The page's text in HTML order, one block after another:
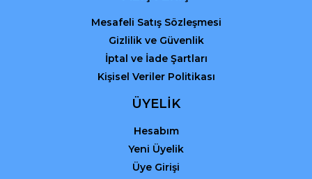
Mesafeli Satış Sözleşmesi
Gizlilik ve Güvenlik
İptal ve İade Şartları
Kişisel Veriler Politikası
ÜYELİK
Hesabım
Yeni Üyelik
Üye Girişi